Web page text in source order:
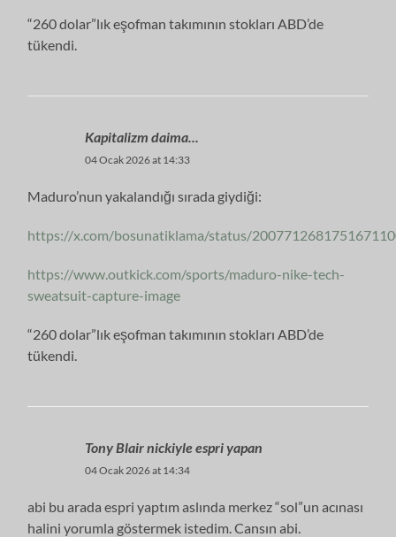
“260 dolar”lık eşofman takımının stokları ABD’de
tükendi.
Kapitalizm daima...
04 Ocak 2026 at 14:33
Maduro’nun yakalandığı sırada giydiği:
https://x.com/bosunatiklama/status/
https://www.outkick.com/sports/maduro-nike-tech-
sweatsuit-capture-image
“260 dolar”lık eşofman takımının stokları ABD’de
tükendi.
Tony Blair nickiyle espri yapan
04 Ocak 2026 at 14:34
abi bu arada espri yaptım aslında merkez “sol”un acınası
halini yorumla göstermek istedim. Cansın abi.